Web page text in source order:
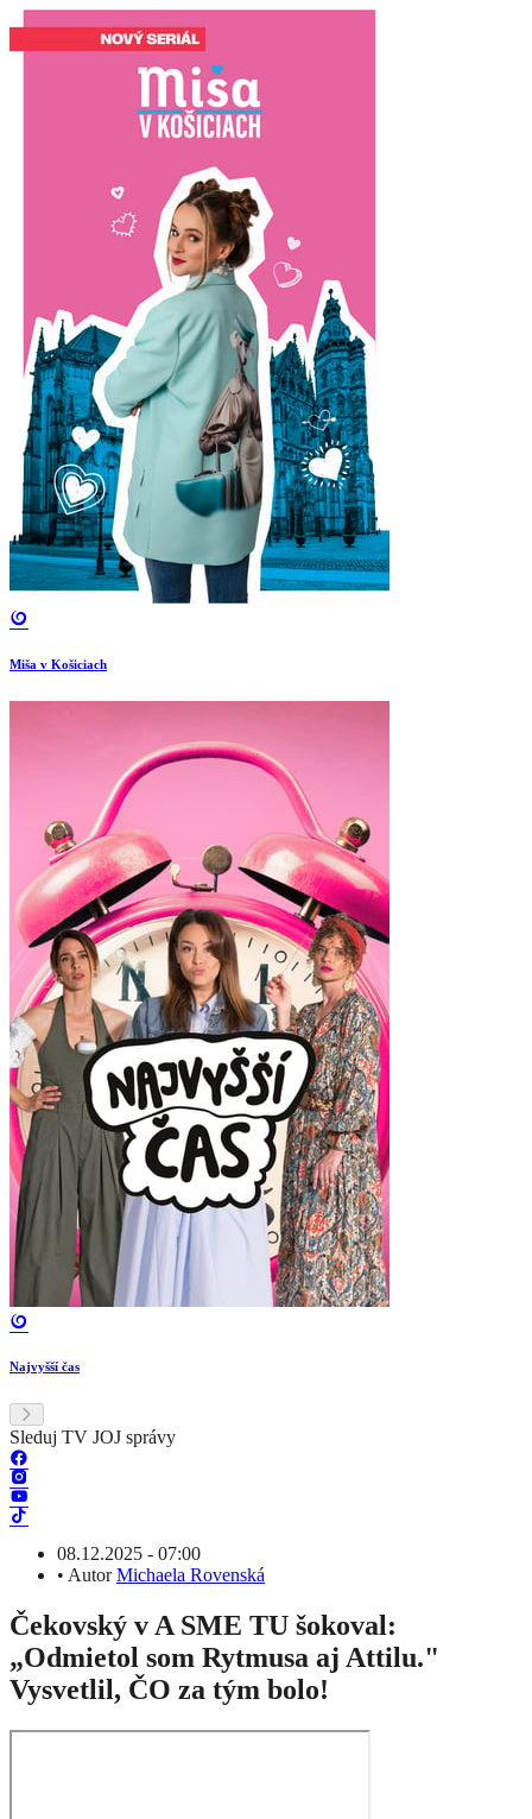
Miša v Košiciach
Najvyšší čas
Sleduj TV JOJ správy
08.12.2025 - 07:00
• AutorMichaela Rovenská
Čekovský v A SME TU šokoval:
„Odmietol som Rytmusa aj Attilu."
Vysvetlil, ČO za tým bolo!